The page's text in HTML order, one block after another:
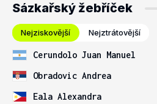
Sázkařský žebříček
Nejziskovější Nejztrátovější
Cerundolo Juan Manuel
Obradovic Andrea
Eala Alexandra